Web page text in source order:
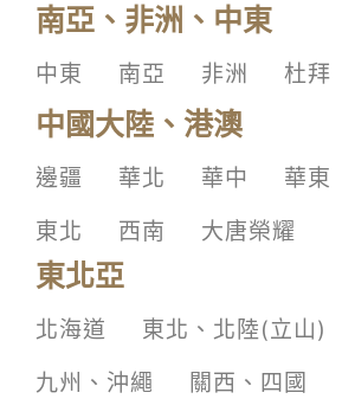
南亞、非洲、中東
中東 南亞 非洲 杜拜
中國大陸、港澳
邊疆 華北 華中 華東
東北
西南 大唐榮耀
東北亞
北海道 東北、北陸(立山)
九州、沖繩
關西、四國